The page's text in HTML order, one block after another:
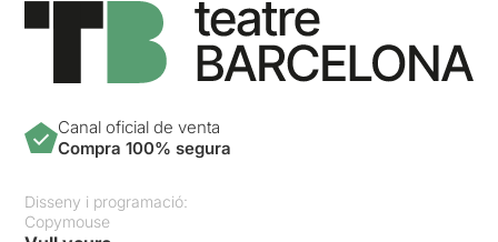
Canal oficial de venta
Compra 100% segura
Disseny i programació:
Copymouse